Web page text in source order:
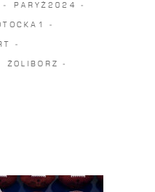
PARYŻ2024
ŻOLIBORZ